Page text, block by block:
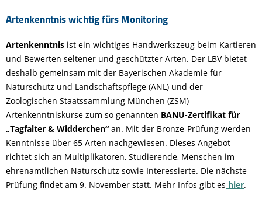
Artenkenntnis wichtig fürs Monitoring
Artenkenntnis ist ein wichtiges Handwerkszeug beim Kartieren
und Bewerten seltener und geschützter Arten. Der LBV bietet
deshalb gemeinsam mit der Bayerischen Akademie für
Naturschutz und Landschaftspflege (ANL) und der
Zoologischen Staatssammlung München (ZSM)
Artenkenntniskurse zum so genannten BANU-Zertifikat für
„Tagfalter & Widderchen“ an. Mit der Bronze-Prüfung werden
Kenntnisse über 65 Arten nachgewiesen. Dieses Angebot
richtet sich an Multiplikatoren, Studierende, Menschen im
ehrenamtlichen Naturschutz sowie Interessierte. Die nächste
Prüfung findet am 9. November statt. Mehr Infos gibt es hier.